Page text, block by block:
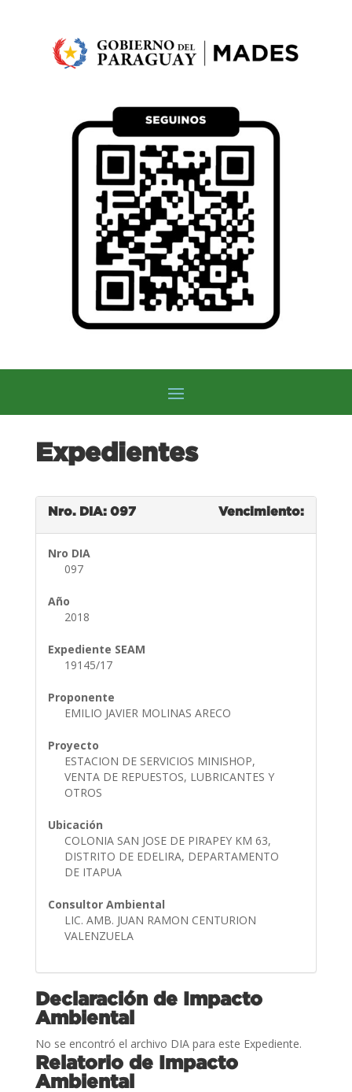
Expedientes
Nro. DIA: 097 Vencimiento:
Nro DIA
097
Año
2018
Expediente SEAM
19145/17
Proponente
EMILIO JAVIER MOLINAS ARECO
Proyecto
ESTACION DE SERVICIOS MINISHOP,
VENTA DE REPUESTOS, LUBRICANTES Y
OTROS
Ubicación
COLONIA SAN JOSE DE PIRAPEY KM 63,
DISTRITO DE EDELIRA, DEPARTAMENTO
DE ITAPUA
Consultor Ambiental
LIC. AMB. JUAN RAMON CENTURION
VALENZUELA
Declaración de Impacto
Ambiental
No se encontró el archivo DIA para este Expediente.
Relatorio de Impacto
Ambiental